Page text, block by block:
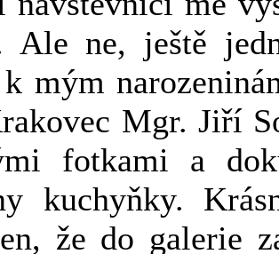
Ale ne, ještě
mým
Mgr. Jiří
fotkami a
kuchyňky.
že do galerie